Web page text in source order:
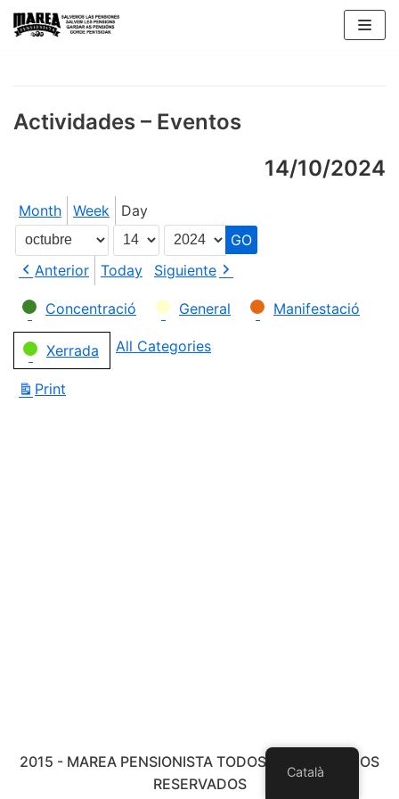
Skip
Actividades – Eventos
14/10/2024
Month Week Day
Month
Day
Year
Anterior
Today
Siguiente
Categories
Concentració General Manifestació
Xerrada All Categories
Print
2015 - MAREA PENSIONISTA TODOS LOS DERECHOS
RESERVADOS
Català